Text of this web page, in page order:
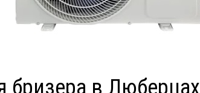
бризера в Люберцах